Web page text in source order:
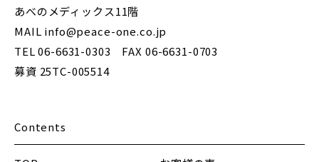
あべのメディックス11階
MAIL info@peace-one.co.jp
TEL 06-6631-0303 FAX 06-6631-0703
募資 25TC-005514
Contents